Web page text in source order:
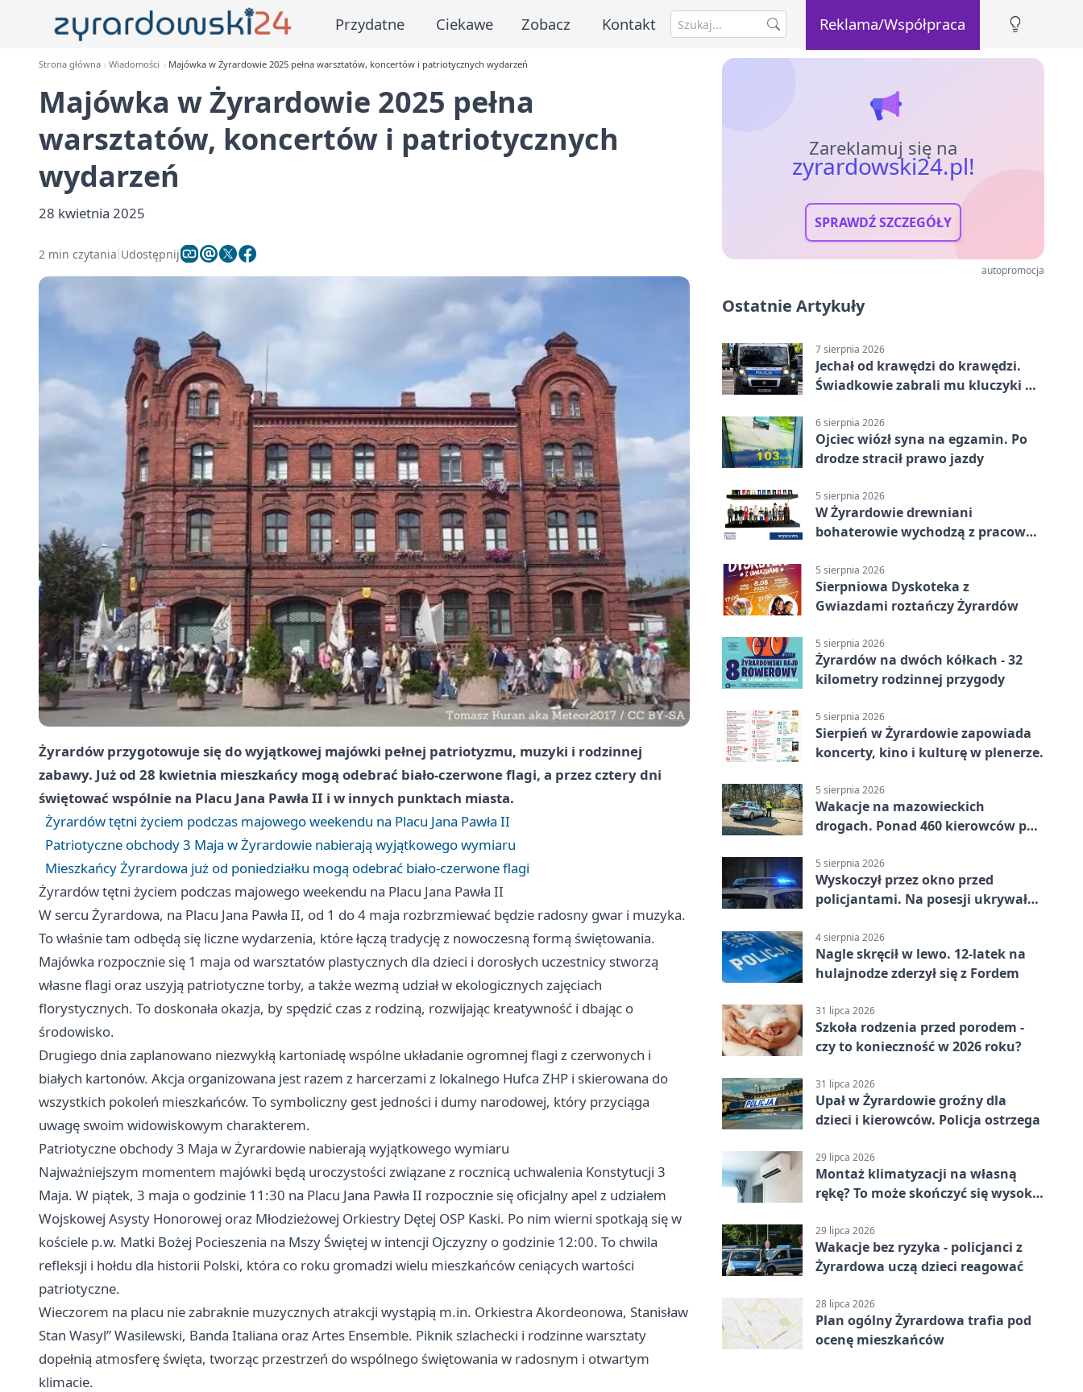
Przydatne Ciekawe Zobacz Kontakt Reklama/Współpraca
Strona główna Wiadomości Majówka w Żyrardowie 2025 pełna warsztatów, koncertów i patriotycznych wydarzeń
Majówka w Żyrardowie 2025 pełna
warsztatów, koncertów i patriotycznych
wydarzeń
28 kwietnia 2025
2 min czytania Udostępnij
Żyrardów przygotowuje się do wyjątkowej majówki pełnej patriotyzmu, muzyki i rodzinnej
zabawy. Już od 28 kwietnia mieszkańcy mogą odebrać biało-czerwone flagi, a przez cztery dni
świętować wspólnie na Placu Jana Pawła II i w innych punktach miasta.
Żyrardów tętni życiem podczas majowego weekendu na Placu Jana Pawła II
Patriotyczne obchody 3 Maja w Żyrardowie nabierają wyjątkowego wymiaru
Mieszkańcy Żyrardowa już od poniedziałku mogą odebrać biało-czerwone flagi
Żyrardów tętni życiem podczas majowego weekendu na Placu Jana Pawła II
W sercu Żyrardowa, na Placu Jana Pawła II, od 1 do 4 maja rozbrzmiewać będzie radosny gwar i muzyka.
To właśnie tam odbędą się liczne wydarzenia, które łączą tradycję z nowoczesną formą świętowania.
Majówka rozpocznie się 1 maja od warsztatów plastycznych dla dzieci i dorosłych uczestnicy stworzą
własne flagi oraz uszyją patriotyczne torby, a także wezmą udział w ekologicznych zajęciach
florystycznych. To doskonała okazja, by spędzić czas z rodziną, rozwijając kreatywność i dbając o
środowisko.
Drugiego dnia zaplanowano niezwykłą kartoniadę wspólne układanie ogromnej flagi z czerwonych i
białych kartonów. Akcja organizowana jest razem z harcerzami z lokalnego Hufca ZHP i skierowana do
wszystkich pokoleń mieszkańców. To symboliczny gest jedności i dumy narodowej, który przyciąga
uwagę swoim widowiskowym charakterem.
Patriotyczne obchody 3 Maja w Żyrardowie nabierają wyjątkowego wymiaru
Najważniejszym momentem majówki będą uroczystości związane z rocznicą uchwalenia Konstytucji 3
Maja. W piątek, 3 maja o godzinie 11:30 na Placu Jana Pawła II rozpocznie się oficjalny apel z udziałem
Wojskowej Asysty Honorowej oraz Młodzieżowej Orkiestry Dętej OSP Kaski. Po nim wierni spotkają się w
kościele p.w. Matki Bożej Pocieszenia na Mszy Świętej w intencji Ojczyzny o godzinie 12:00. To chwila
refleksji i hołdu dla historii Polski, która co roku gromadzi wielu mieszkańców ceniących wartości
patriotyczne.
Wieczorem na placu nie zabraknie muzycznych atrakcji wystąpią m.in. Orkiestra Akordeonowa, Stanisław
Stan Wasyl” Wasilewski, Banda Italiana oraz Artes Ensemble. Piknik szlachecki i rodzinne warsztaty
dopełnią atmosferę święta, tworząc przestrzeń do wspólnego świętowania w radosnym i otwartym
klimacie.
Zareklamuj się na
zyrardowski24.pl!
SPRAWDŹ SZCZEGÓŁY
autopromocja
Ostatnie Artykuły
7 sierpnia 2026
Jechał od krawędzi do krawędzi.
Świadkowie zabrali mu kluczyki w
6 sierpnia 2026
Ojciec wiózł syna na egzamin. Po
drodze stracił prawo jazdy
5 sierpnia 2026
W Żyrardowie drewniani
bohaterowie wychodzą z pracowni
5 sierpnia 2026
Sierpniowa Dyskoteka z
Gwiazdami roztańczy Żyrardów
5 sierpnia 2026
Żyrardów na dwóch kółkach - 32
kilometry rodzinnej przygody
5 sierpnia 2026
Sierpień w Żyrardowie zapowiada
koncerty, kino i kulturę w plenerze.
5 sierpnia 2026
Wakacje na mazowieckich
drogach. Ponad 460 kierowców po
5 sierpnia 2026
Wyskoczył przez okno przed
policjantami. Na posesji ukrywał
4 sierpnia 2026
Nagle skręcił w lewo. 12-latek na
hulajnodze zderzył się z Fordem
31 lipca 2026
Szkoła rodzenia przed porodem -
czy to konieczność w 2026 roku?
31 lipca 2026
Upał w Żyrardowie groźny dla
dzieci i kierowców. Policja ostrzega
29 lipca 2026
Montaż klimatyzacji na własną
rękę? To może skończyć się wysoką
29 lipca 2026
Wakacje bez ryzyka - policjanci z
Żyrardowa uczą dzieci reagować
28 lipca 2026
Plan ogólny Żyrardowa trafia pod
ocenę mieszkańców